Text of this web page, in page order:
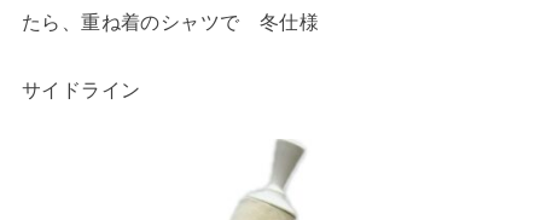
たら、重ね着のシャツで 冬仕様
サイドライン